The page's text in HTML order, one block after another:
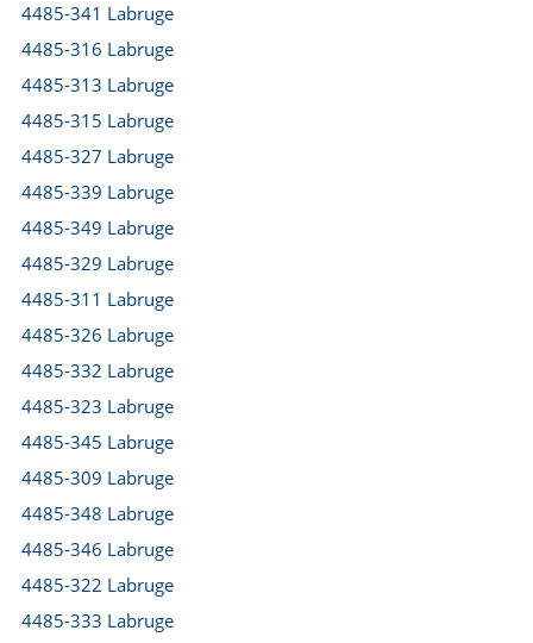
4485-341 Labruge
4485-316 Labruge
4485-313 Labruge
4485-315 Labruge
4485-327 Labruge
4485-339 Labruge
4485-349 Labruge
4485-329 Labruge
4485-311 Labruge
4485-326 Labruge
4485-332 Labruge
4485-323 Labruge
4485-345 Labruge
4485-309 Labruge
4485-348 Labruge
4485-346 Labruge
4485-322 Labruge
4485-333 Labruge